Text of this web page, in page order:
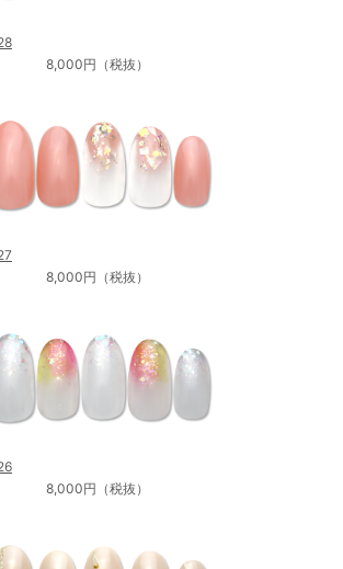
8,000円（税抜）
8,000円（税抜）
8,000円（税抜）